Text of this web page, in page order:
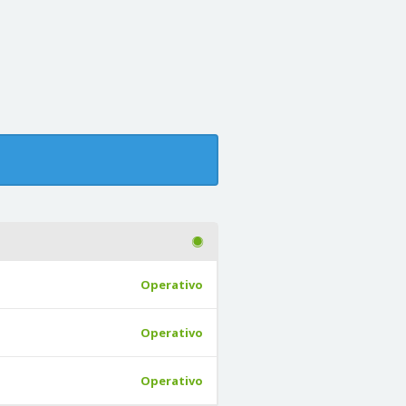
Operativo
Operativo
Operativo